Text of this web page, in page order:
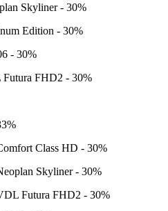
Skyliner - 30%
Edition - 30%
- 30%
FHD2 - 30%
Class HD - 30%
Skyliner - 30%
Futura FHD2 - 30%